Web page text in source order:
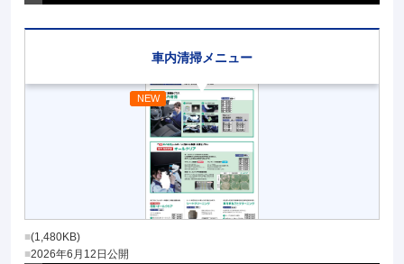
車内清掃メニュー
(1,480KB)
2026年6月12日公開